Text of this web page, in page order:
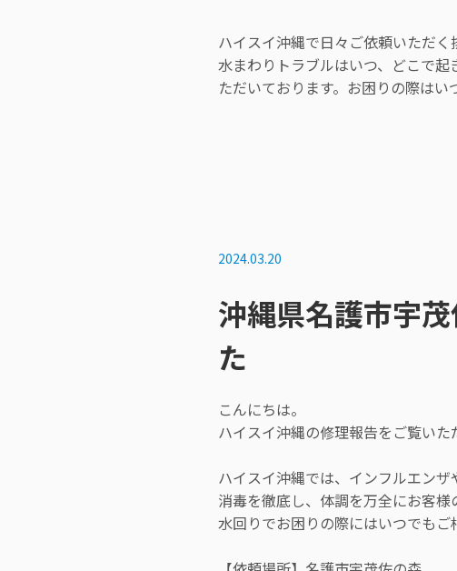
ハイスイ沖縄で日々ご依頼いただく
水まわりトラブルはいつ、どこで起
ただいております。お困りの際はい
2024.03.20
沖縄県名護市宇
た
こんにちは。
ハイスイ沖縄の修理報告をご覧いた
ハイスイ沖縄では、インフルエン
消毒を徹底し、体調を万全にお客様
水回りでお困りの際にはいつでもご